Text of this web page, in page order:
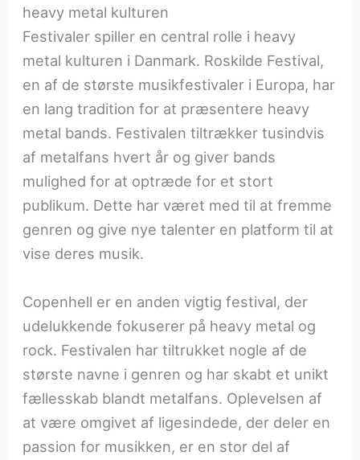
heavy metal kulturen
Festivaler spiller en central rolle i heavy
metal kulturen i Danmark. Roskilde Festival,
en af de største musikfestivaler i Europa, har
en lang tradition for at præsentere heavy
metal bands. Festivalen tiltrækker tusindvis
af metalfans hvert år og giver bands
mulighed for at optræde for et stort
publikum. Dette har været med til at fremme
genren og give nye talenter en platform til at
vise deres musik.
Copenhell er en anden vigtig festival, der
udelukkende fokuserer på heavy metal og
rock. Festivalen har tiltrukket nogle af de
største navne i genren og har skabt et unikt
fællesskab blandt metalfans. Oplevelsen af
at være omgivet af ligesindede, der deler en
passion for musikken, er en stor del af